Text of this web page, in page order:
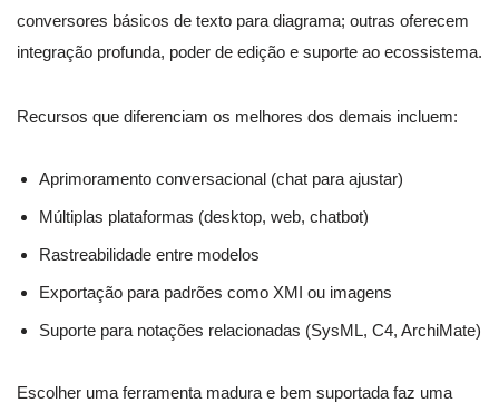
conversores básicos de texto para diagrama; outras oferecem
integração profunda, poder de edição e suporte ao ecossistema.
Recursos que diferenciam os melhores dos demais incluem:
Aprimoramento conversacional (chat para ajustar)
Múltiplas plataformas (desktop, web, chatbot)
Rastreabilidade entre modelos
Exportação para padrões como XMI ou imagens
Suporte para notações relacionadas (SysML, C4, ArchiMate)
Escolher uma ferramenta madura e bem suportada faz uma